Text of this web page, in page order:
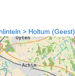
> Holtum (Geest)